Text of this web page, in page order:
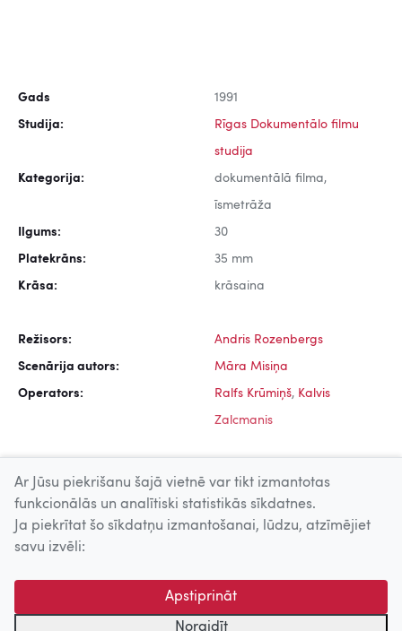
Gads 1991
Studija: Rīgas Dokumentālo filmu
studija
Kategorija: dokumentālā filma,
īsmetrāža
Ilgums: 30
Platekrāns: 35 mm
Krāsa: krāsaina
Režisors: Andris Rozenbergs
Scenārija autors: Māra Misiņa
Operators: Ralfs Krūmiņš, Kalvis
Zalcmanis
Uz augšu
© 2026 Nacionālais Kino centrs, Kultūras informācijas sistēmu
centrs. Sadarbības partneris: Latvijas Valsts
kinofotofonodokumentu arhīvs.
Ar Jūsu piekrišanu šajā vietnē var tikt izmantotas
funkcionālās un analītiski statistikās sīkdatnes.
Ja piekrītat šo sīkdatņu izmantošanai, lūdzu, atzīmējiet
savu izvēli:
Apstiprināt
Noraidīt